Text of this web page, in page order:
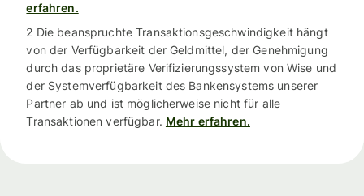
erfahren.
2 Die beanspruchte Transaktionsgeschwindigkeit hängt
von der Verfügbarkeit der Geldmittel, der Genehmigung
durch das proprietäre Verifizierungssystem von Wise und
der Systemverfügbarkeit des Bankensystems unserer
Partner ab und ist möglicherweise nicht für alle
Transaktionen verfügbar. Mehr erfahren.